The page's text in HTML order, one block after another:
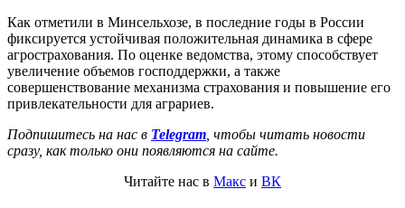
Как отметили в Минсельхозе, в последние годы в России
фиксируется устойчивая положительная динамика в сфере
агрострахования. По оценке ведомства, этому способствует
увеличение объемов господдержки, а также
совершенствование механизма страхования и повышение его
привлекательности для аграриев.
Подпишитесь на нас в Telegram , чтобы читать новости
сразу, как только они появляются на сайте.
Читайте нас в Макс и ВК